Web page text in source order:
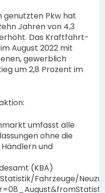
genutzten Pkw hat
Jahren von 4,3
Das Kraftfahrt-
August 2022 mit
gewerblich
um 2,8 Prozent im
umfasst alle
ohne die
und
(KBA)
Fahrzeuge/